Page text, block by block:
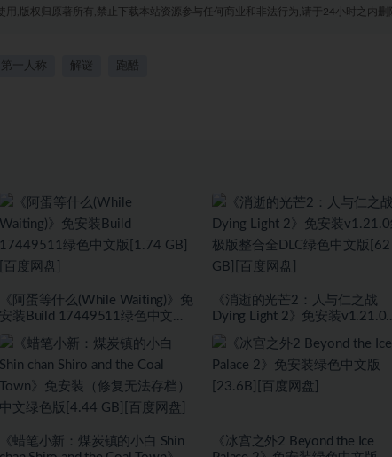
用,版权归原著所有,禁止下载本站资源参与任何商业和非法行为,请于24小时之内删
第一人称 解谜 跑酷
《阿蛋等什么(While Waiting)》免
安装Build 17449511绿色中文版
《消逝的光芒2：人与仁之战
Dying Light 2》免安装v1.21.0
GB][百度网盘]
《蜡笔小新：煤炭镇的小白 Shin
《冰宫之外2 Beyond the Ice